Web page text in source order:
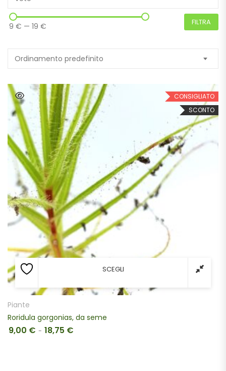
9 € — 19 € FILTRA
Ordinamento predefinito
CONSIGLIATO
SCONTO
SCEGLI
Piante
Roridula gorgonias, da seme
9,00 € - 18,75 €